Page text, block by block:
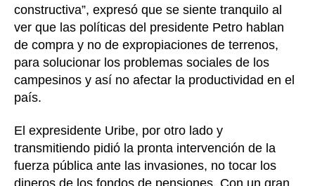
constructiva”, expresó que se siente tranquilo al
ver que las políticas del presidente Petro hablan
de compra y no de expropiaciones de terrenos,
para solucionar los problemas sociales de los
campesinos y así no afectar la productividad en el
país.
El expresidente Uribe, por otro lado y
transmitiendo pidió la pronta intervención de la
fuerza pública ante las invasiones, no tocar los